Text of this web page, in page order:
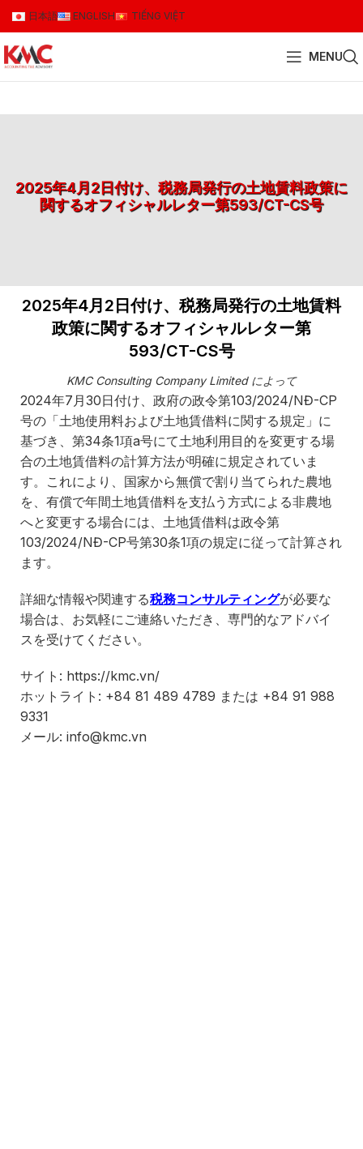
日本語 ENGLISH TIẾNG VIỆT
MENU
2025年4月2日付け、税務局発行の土地賃料政策に
関するオフィシャルレター第593/CT-CS号
2025年4月2日付け、税務局発行の土地賃料
政策に関するオフィシャルレター第
593/CT-CS号
KMC Consulting Company Limited によって
2024年7月30日付け、政府の政令第103/2024/NĐ-CP
号の「土地使用料および土地賃借料に関する規定」に
基づき、第34条1項a号にて土地利用目的を変更する場
合の土地賃借料の計算方法が明確に規定されていま
す。これにより、国家から無償で割り当てられた農地
を、有償で年間土地賃借料を支払う方式による非農地
へと変更する場合には、土地賃借料は政令第
103/2024/NĐ-CP号第30条1項の規定に従って計算され
ます。
詳細な情報や関連する税務コンサルティングが必要な
場合は、お気軽にご連絡いただき、専門的なアドバイ
スを受けてください。
サイト: https://kmc.vn/
ホットライト: +84 81 489 4789 または +84 91 988
9331
メール: info@kmc.vn